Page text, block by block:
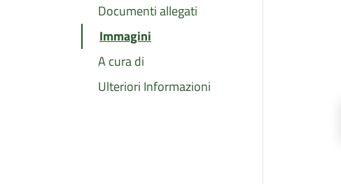
Documenti allegati
Immagini
A cura di
Ulteriori Informazioni